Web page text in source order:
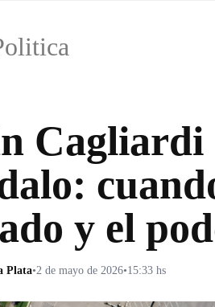
Cagliardi
y el
Plata•2 de mayo de 2026•15:33 hs